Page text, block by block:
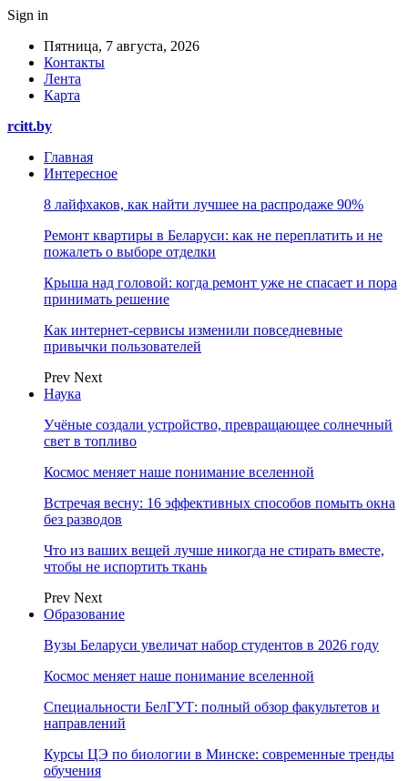
Sign in
Пятница, 7 августа, 2026
Контакты
Лента
Карта
rcitt.by
Главная
Интересное
8 лайфхаков, как найти лучшее на распродаже 90%
Ремонт квартиры в Беларуси: как не переплатить и не
пожалеть о выборе отделки
Крыша над головой: когда ремонт уже не спасает и пора
принимать решение
Как интернет-сервисы изменили повседневные
привычки пользователей
Prev Next
Наука
Учёные создали устройство, превращающее солнечный
свет в топливо
Космос меняет наше понимание вселенной
Встречая весну: 16 эффективных способов помыть окна
без разводов
Что из ваших вещей лучше никогда не стирать вместе,
чтобы не испортить ткань
Prev Next
Образование
Вузы Беларуси увеличат набор студентов в 2026 году
Космос меняет наше понимание вселенной
Специальности БелГУТ: полный обзор факультетов и
направлений
Курсы ЦЭ по биологии в Минске: современные тренды
обучения